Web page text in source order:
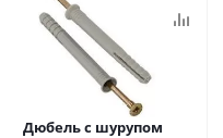
Дюбель с шурупом